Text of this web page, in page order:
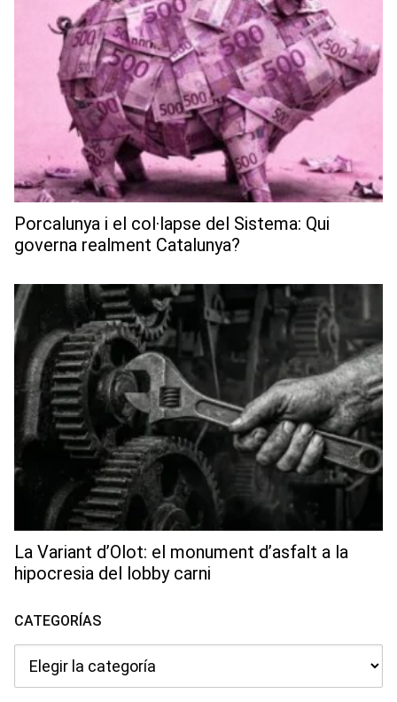
Porcalunya i el col·lapse del Sistema: Qui
governa realment Catalunya?
La Variant d’Olot: el monument d’asfalt a la
hipocresia del lobby carni
CATEGORÍAS